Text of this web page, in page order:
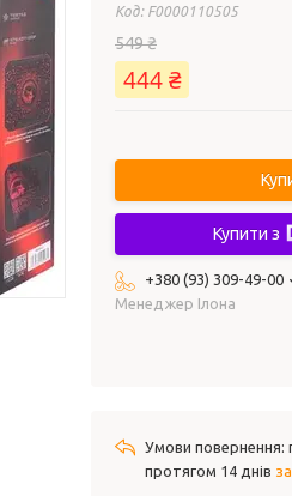
Код: F0000110505
549 ₴
444 ₴
Купити з
+380 (93) 309-49-00
Менеджер Ілона
протягом 14 днів